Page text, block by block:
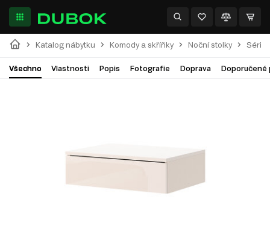
Katalog nábytku Komody a skříňky Noční stolky Série
Všechno Vlastnosti Popis Fotografie Doprava Doporučené